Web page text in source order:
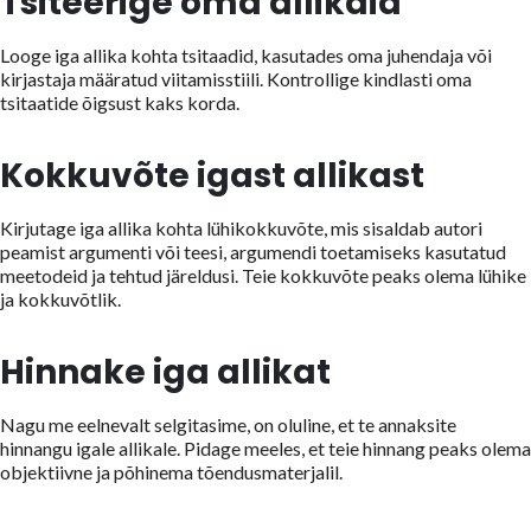
Looge iga allika kohta tsitaadid, kasutades oma juhendaja või
kirjastaja määratud viitamisstiili. Kontrollige kindlasti oma
tsitaatide õigsust kaks korda.
Kokkuvõte igast allikast
Kirjutage iga allika kohta lühikokkuvõte, mis sisaldab autori
peamist argumenti või teesi, argumendi toetamiseks kasutatud
meetodeid ja tehtud järeldusi. Teie kokkuvõte peaks olema lühike
ja kokkuvõtlik.
Hinnake iga allikat
Nagu me eelnevalt selgitasime, on oluline, et te annaksite
hinnangu igale allikale. Pidage meeles, et teie hinnang peaks olema
objektiivne ja põhinema tõendusmaterjalil.